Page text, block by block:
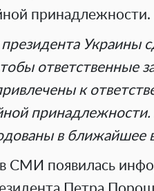
принадлежности.
Украины
ответственные
к
в ближайшее
СМИ появилась